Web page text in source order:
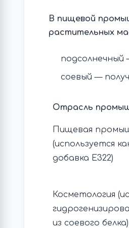
В пищевой
растительных
подсолнечный
соевый —
Отрасль
Пищевая
(используется
добавка Е322)
Косметология
из соевого белка)